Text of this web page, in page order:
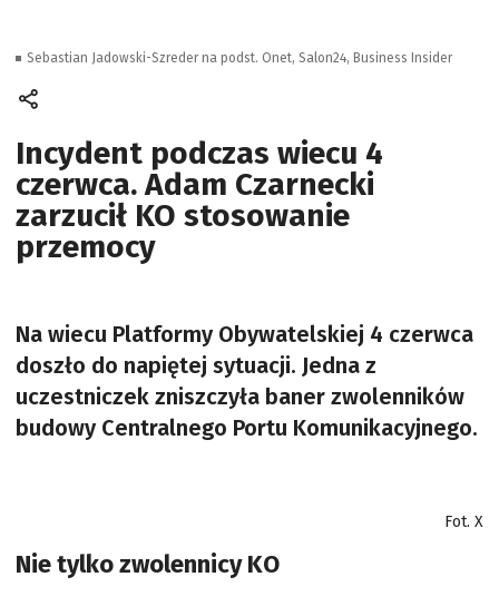
Incydent podczas wiecu 4
czerwca. Adam Czarnecki
zarzucił KO stosowanie
przemocy
Na wiecu Platformy Obywatelskiej 4 czerwca
doszło do napiętej sytuacji. Jedna z
uczestniczek zniszczyła baner zwolenników
budowy Centralnego Portu Komunikacyjnego.
Fot. X
Nie tylko zwolennicy KO
Sebastian Jadowski-Szreder na podst. Onet, Salon24, Business Insider